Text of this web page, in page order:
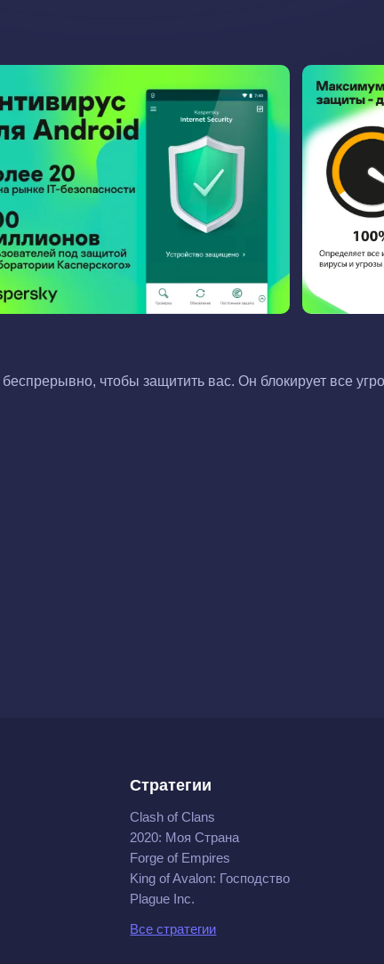
чтобы защитить вас. Он блокирует все
Стратегии
Clash of Clans
2020: Моя Cтрана
Forge of Empires
King of Avalon: Господство
Plague Inc.
Все стратегии